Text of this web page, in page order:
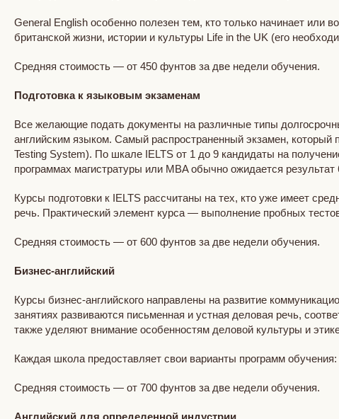
General English особенно полезен тем, кто только начинает или
британской жизни, истории и культуры Life in the UK (его
Средняя стоимость — от 450 фунтов за две недели обучения.
Подготовка к языковым экзаменам
Все желающие подать документы на различные типы
английским языком. Самый распространенный экзамен, который
Testing System). По шкале IELTS от 1 до 9 кандидаты на
программах магистратуры или MBA обычно ожидается
Курсы подготовки к IELTS рассчитаны на тех, кто уже имеет
речь. Практический элемент курса — выполнение пробных
Средняя стоимость — от 600 фунтов за две недели обучения.
Бизнес-английский
Курсы бизнес-английского направлены на развитие
занятиях развиваются письменная и устная деловая речь,
также уделяют внимание особенностям деловой культуры и
Каждая школа предоставляет свои варианты программ
Средняя стоимость — от 700 фунтов за две недели обучения.
Английский для определенной индустрии